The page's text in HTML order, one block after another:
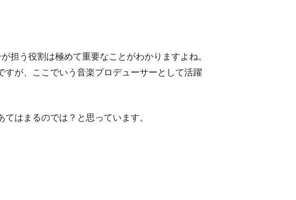
担う役割は極めて重要なことがわかりますよね。
が、ここでいう音楽プロデューサーとして活躍
はまるのでは？と思っています。